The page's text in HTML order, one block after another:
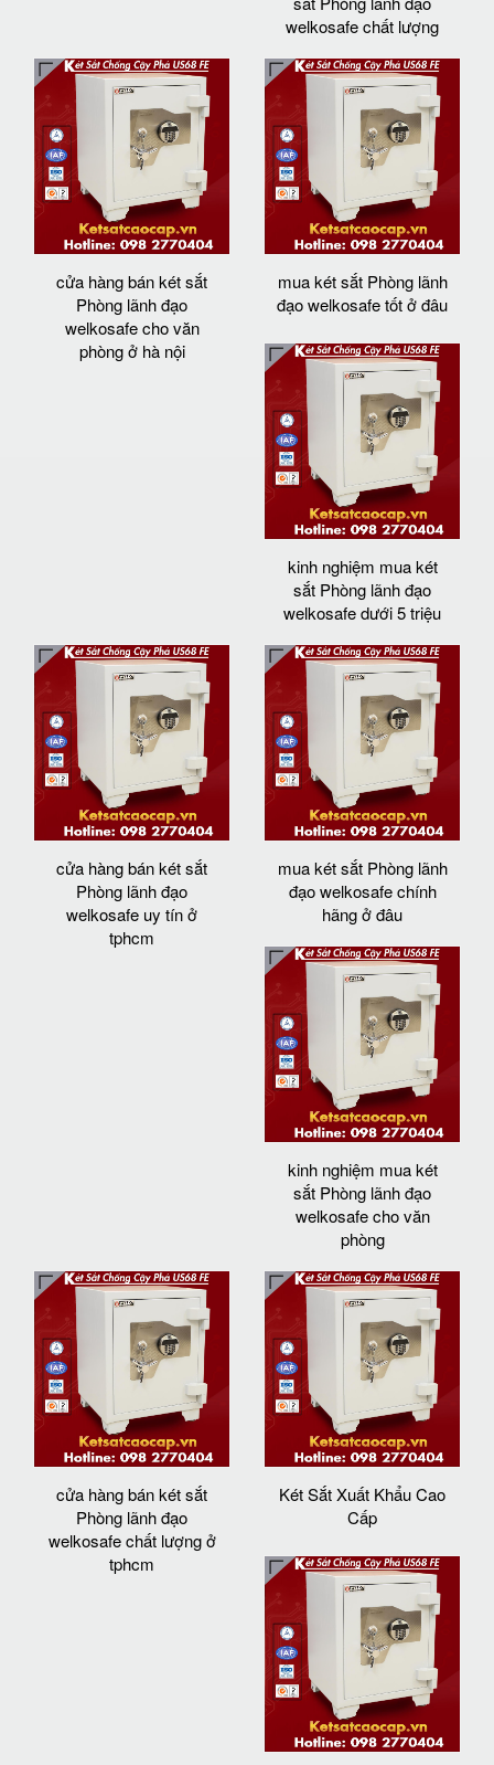
welkosafe chất lượng
cửa hàng bán két sắt
Phòng lãnh đạo
welkosafe cho văn
phòng ở hà nội
mua két sắt Phòng lãnh
đạo welkosafe tốt ở đâu
kinh nghiệm mua két
sắt Phòng lãnh đạo
welkosafe dưới 5 triệu
cửa hàng bán két sắt
Phòng lãnh đạo
welkosafe uy tín ở
tphcm
mua két sắt Phòng lãnh
đạo welkosafe chính
hãng ở đâu
kinh nghiệm mua két
sắt Phòng lãnh đạo
welkosafe cho văn
phòng
cửa hàng bán két sắt
Phòng lãnh đạo
welkosafe chất lượng ở
tphcm
Két Sắt Xuất Khẩu Cao
Cấp